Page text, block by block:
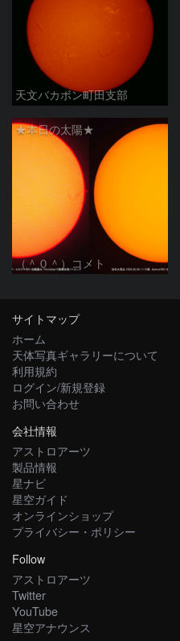
天文バカボン町田支部
★本日の太陽★
（＾０＾）コメト
サイトマップ
ホーム
天体写真ギャラリーについて
利用規約
ログイン/新規登録
お問い合わせ
会社情報
アストロアーツ
製品情報
星ナビ
星空ガイド
オンラインショップ
プライバシー・ポリシー
Follow
アストロアーツ
Twitter
YouTube
星空アナウンス